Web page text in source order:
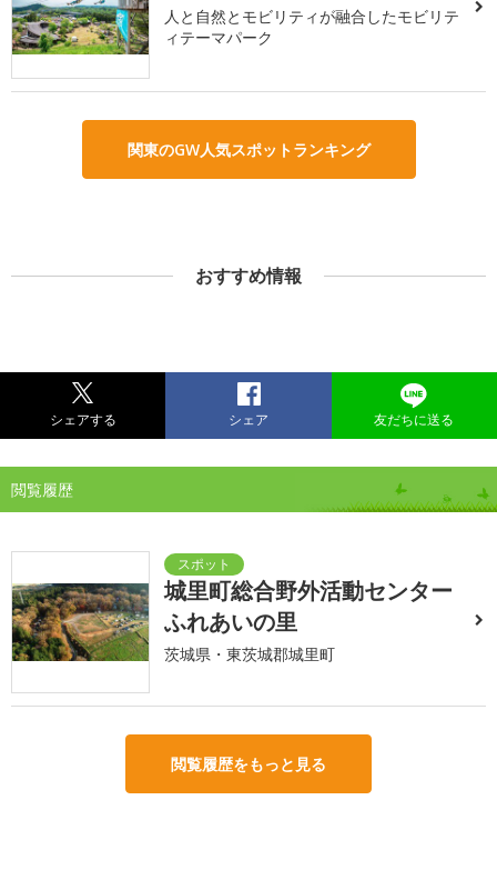
人と自然とモビリティが融合したモビリテ
ィテーマパーク
関東のGW人気スポットランキング
おすすめ情報
シェアする シェア 友だちに送る
閲覧履歴
城里町総合野外活動センター
ふれあいの里
茨城県・東茨城郡城里町
閲覧履歴をもっと見る